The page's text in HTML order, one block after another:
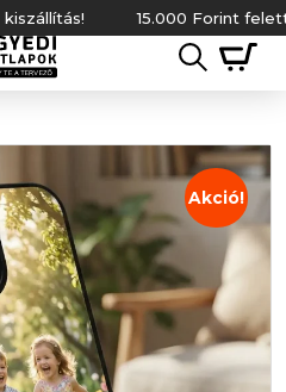
15.000 Forint felett
Akció!